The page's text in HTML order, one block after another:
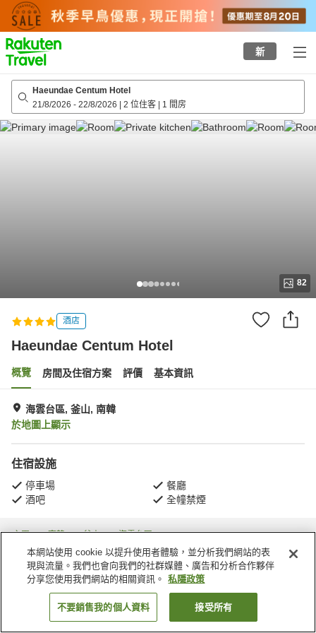
to
top
page
新
Haeundae Centum Hotel
21/8/2026 - 22/8/2026 | 2 位住客 | 1 間房
82
酒店
Haeundae Centum Hotel
概覽 房間及住宿方案 評價 基本資訊
海雲台區, 釜山, 南韓
於地圖上顯示
住宿設施
停車場
餐廳
酒吧
全幢禁煙
主頁 南韓 釜山 海雲台區
Haeundae-gu
Haeundae Centum Hotel
找客房
本網站使用 cookie 以提升使用者體驗，並分析我們網站的表
現與流量。我們也會向我們的社群媒體、廣告和分析合作夥伴
分享您使用我們網站的相關資訊。
私隱政策
不要銷售我的個人資料 接受所有